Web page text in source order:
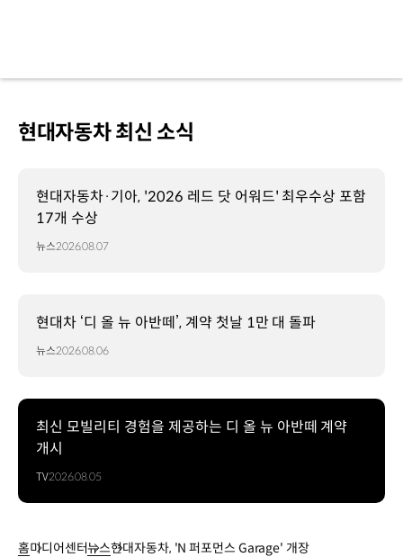
현대자동차 최신 소식
현대자동차·기아, '2026 레드 닷 어워드' 최우수상 포함
17개 수상
뉴스2026.08.07
현대차 ‘디 올 뉴 아반떼’, 계약 첫날 1만 대 돌파
뉴스2026.08.06
최신 모빌리티 경험을 제공하는 디 올 뉴 아반떼 계약
개시
TV2026.08.05
홈미디어센터뉴스현대자동차, 'N 퍼포먼스 Garage' 개장